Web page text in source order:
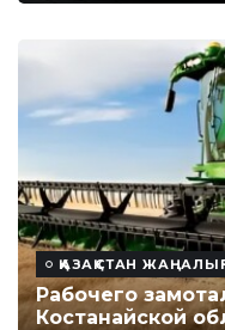
ҚАЗАҚСТАН
Рабочего
Костанайской